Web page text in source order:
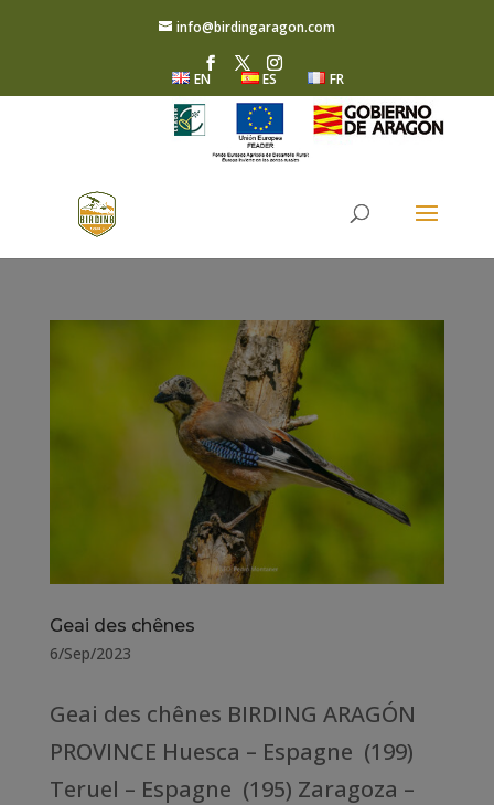
info@birdingaragon.com
EN ES FR
Geai des chênes
6/Sep/2023
Geai des chênes BIRDING ARAGÓN
PROVINCE Huesca – Espagne (199)
Teruel – Espagne (195) Zaragoza –